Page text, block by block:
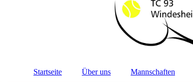
Startseite Über uns Mannschaften